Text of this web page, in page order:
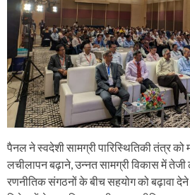
पैनल ने स्वदेशी सामग्री पारिस्थितिकी तंत्र
लचीलापन बढ़ाने, उन्नत सामग्री विकास में
रणनीतिक संगठनों के बीच सहयोग को बढ़ावा देने